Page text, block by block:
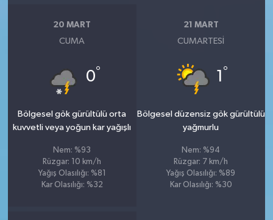
20 MART
CUMA
0°
Bölgesel gök gürültülü orta
kuvvetli veya yoğun kar yağışlı
Nem: %93
Rüzgar: 10 km/h
Yağış Olasılığı: %81
Kar Olasılığı: %32
21 MART
CUMARTESI
1 °
Bölgesel düzensiz gök gürültülü
yağmurlu
Nem: %94
Rüzgar: 7 km/h
Yağış Olasılığı: %89
Kar Olasılığı: %30